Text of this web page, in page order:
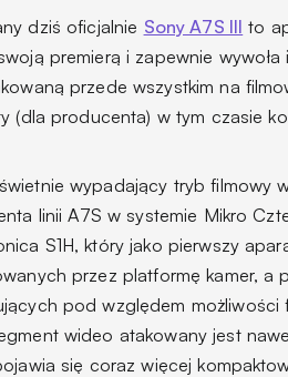
dziś oficjalnie Sony A7S III to
premierą i zapewnie
przede wszystkim na
(dla producenta) w tym czasie
wypadający tryb filmowy
linii A7S w systemie Mikro
S1H, który jako pierwszy
przez platformę kamer, a
pod względem
wideo atakowany jest
się coraz więcej